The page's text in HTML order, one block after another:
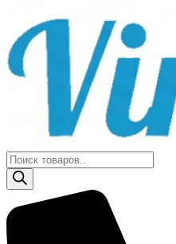
Поиск
товаров